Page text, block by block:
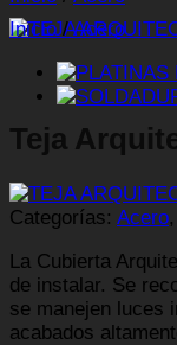
Inicio / Acero
Teja
Categorías: Acero,
La Cubierta
de instalar. Se
se manejen luces
acabados